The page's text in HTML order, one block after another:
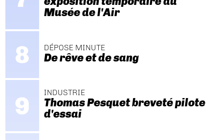
Musée de l'Air
DÉPOSE MINUTE
De rêve et de sang
INDUSTRIE
Thomas Pesquet breveté pilote
d'essai